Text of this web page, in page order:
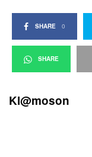
SHARE 0
SHARE
Kl@moson